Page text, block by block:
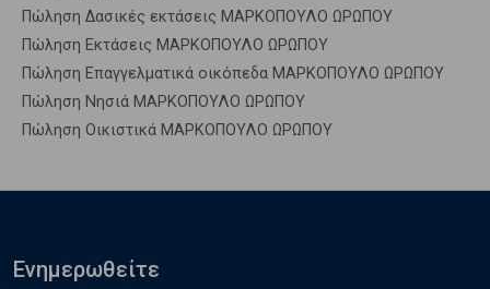
Πώληση Δασικές εκτάσεις ΜΑΡΚΟΠΟΥΛΟ ΩΡΩΠΟΥ
Πώληση Εκτάσεις ΜΑΡΚΟΠΟΥΛΟ ΩΡΩΠΟΥ
Πώληση Επαγγελματικά οικόπεδα ΜΑΡΚΟΠΟΥΛΟ ΩΡΩΠΟΥ
Πώληση Νησιά ΜΑΡΚΟΠΟΥΛΟ ΩΡΩΠΟΥ
Πώληση Οικιστικά ΜΑΡΚΟΠΟΥΛΟ ΩΡΩΠΟΥ
Ενημερωθείτε